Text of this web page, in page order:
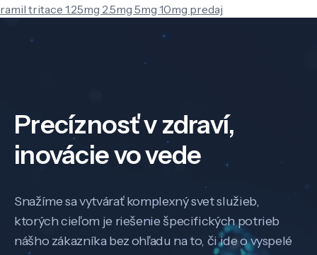
ramil tritace 1.25mg 2.5mg 5mg 10mg predaj
Precíznosť v zdraví,
inovácie vo vede
Snažíme sa vytvárať komplexný svet služieb,
ktorých cieľom je riešenie špecifických potrieb
nášho zákazníka bez ohľadu na to, či ide o vyspelé